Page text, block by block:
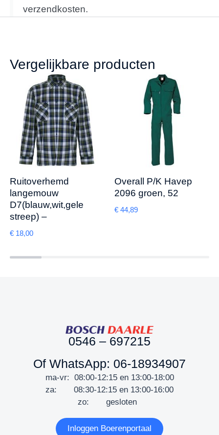
verzendkosten.
Vergelijkbare producten
Ruitoverhemd
langemouw
D7(blauw,wit,gele
streep) –
€ 18,00
Overall P/K Havep
2096 groen, 52
€ 44,89
0546 – 697215
Of WhatsApp: 06-18934907
ma-vr: 08:00-12:15 en 13:00-18:00
za: 08:30-12:15 en 13:00-16:00
zo: gesloten
Inloggen Boerenportaal